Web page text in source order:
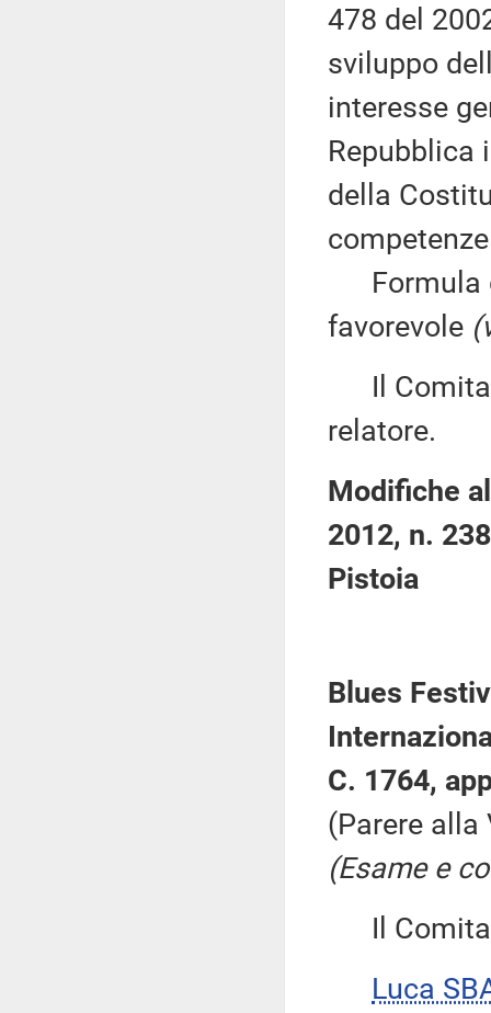
478 del
sviluppo
interesse
Repubblica
della
Formula
favorevole
Il
relatore.
Modifiche
2012, n.
Pistoia
Blues
C. 1764,
(Parere alla
(Esame e
Il
Luca